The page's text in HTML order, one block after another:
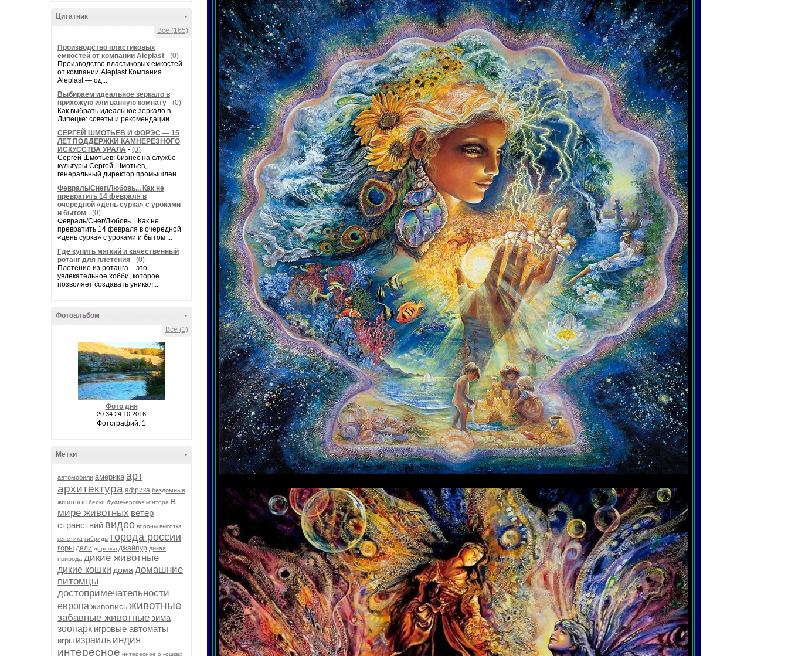
-
Цитатник
Все (165)
Производство пластиковых
емкостей от компании Aleplast - (0)
Производство пластиковых емкостей
от компании Aleplast Компания
Aleplast — од...
Выбираем идеальное зеркало в
прихожую или ванную комнату - (0)
Как выбрать идеальное зеркало в
Липецке: советы и рекомендации ...
СЕРГЕЙ ШМОТЬЕВ И ФОРЭС — 15
ЛЕТ ПОДДЕРЖКИ КАМНЕРЕЗНОГО
ИСКУССТВА УРАЛА - (0)
Сергей Шмотьев: бизнес на службе
культуры Сергей Шмотьев,
генеральный директор промышлен...
Февраль/Снег/Любовь... Как не
превратить 14 февраля в
очередной «день сурка» с уроками
и бытом - (0)
Февраль/Снег/Любовь... Как не
превратить 14 февраля в очередной
«день сурка» с уроками и бытом ...
Где купить мягкий и качественный
ротанг для плетения - (0)
Плетение из ротанга – это
увлекательное хобби, которое
позволяет создавать уникал...
-
Фотоальбом
Все (1)
Фото дня
20:34 24.10.2016
Фотографий: 1
-
Метки
автомобили америка арт
архитектура африка бездомные
животные белки букмекерская контора в
мире животных ветер
странствий видео вороны высотка
генетика гибриды города россии
горы дели деревья джайпур дикая
природа дикие животные
дикие кошки дома домашние
питомцы
достопримечательности
европа живописьживотные
забавные животныезима
зоопарк игровые автоматы
игры израиль индия
интересное интересное о кошках